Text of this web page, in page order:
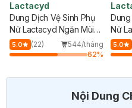
Lactacyd
Dung Dịch Vệ Sinh Phụ
Nữ Lactacyd Ngăn Mùi
24H 250ml
5.0 (22)
544/tháng
62%
Dung
Nữ
5.0
Nội Dung